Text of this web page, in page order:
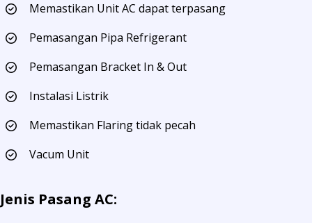
Memastikan Unit AC dapat terpasang
Pemasangan Pipa Refrigerant
Pemasangan Bracket In & Out
Instalasi Listrik
Memastikan Flaring tidak pecah
Vacum Unit
Jenis Pasang AC: